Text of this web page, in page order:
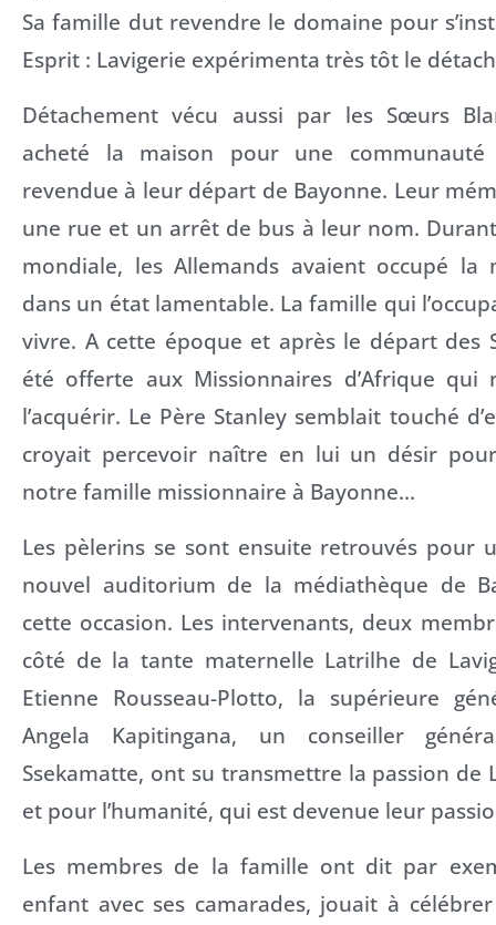
Sa famille dut revendre le domaine pour
Esprit : Lavigerie expérimenta très tôt le
Détachement vécu aussi par les Sœurs
acheté la maison pour une
revendue à leur départ de Bayonne. Leur
une rue et un arrêt de bus à leur nom.
mondiale, les Allemands avaient occupé la
dans un état lamentable. La famille qui
vivre. A cette époque et après le départ des
été offerte aux Missionnaires d’Afrique qui
l’acquérir. Le Père Stanley semblait touché
croyait percevoir naître en lui un désir
notre famille missionnaire à Bayonne…
Les pèlerins se sont ensuite retrouvés pour
nouvel auditorium de la médiathèque de
cette occasion. Les intervenants, deux
côté de la tante maternelle Latrilhe de
Etienne Rousseau-Plotto, la supérieure
Angela Kapitingana, un conseiller
Ssekamatte, ont su transmettre la passion de
et pour l’humanité, qui est devenue leur
Les membres de la famille ont dit par
enfant avec ses camarades, jouait à